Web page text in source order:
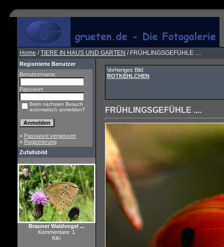
Home /TIERE IN HAUS UND GARTEN / FRÜHLINGSGEFÜHLE ....
Registrierte Benutzer
Benutzername:
Passwort:
Beim nächsten Besuch
automatisch anmelden?
» Password vergessen
» Registrierung
Zufallsbild
Brauner Waldvogel ...
Kommentare: 1
Kiki
Vorheriges Bild:
ROTKEHLCHEN
FRÜHLINGSGEFÜHLE ....